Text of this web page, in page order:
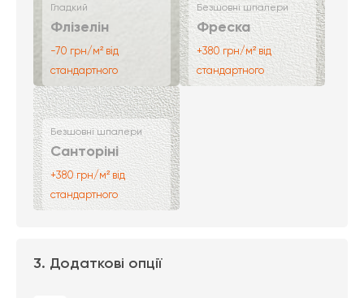
Гладкий
Флізелін
-70 грн/м² від
стандартного
Безшовні шпалери
Фреска
+380 грн/м² від
стандартного
Безшовні шпалери
Санторіні
+380 грн/м² від
стандартного
3. Додаткові опції